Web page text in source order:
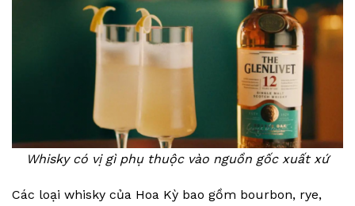
Whisky có vị gì phụ thuộc vào nguồn gốc xuất xứ
Các loại whisky của Hoa Kỳ bao gồm bourbon, rye,